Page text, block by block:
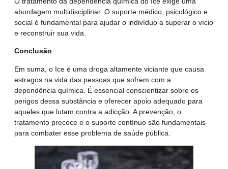
abordagem multidisciplinar. O suporte médico, psicológico e
social é fundamental para ajudar o indivíduo a superar o vício
e reconstruir sua vida.
Conclusão
Em suma, o Ice é uma droga altamente viciante que causa
estragos na vida das pessoas que sofrem com a
dependência química. É essencial conscientizar sobre os
perigos dessa substância e oferecer apoio adequado para
aqueles que lutam contra a adicção. A prevenção, o
tratamento precoce e o suporte contínuo são fundamentais
para combater esse problema de saúde pública.